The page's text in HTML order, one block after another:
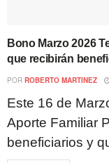
Bono Marzo 2026
que recibirán
POR ROBERTO MARTINEZ
Este 16 de
Aporte Familiar
beneficiarios y